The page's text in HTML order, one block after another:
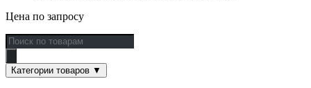
Цена по запросу
Поиск
товаров
Категории товаров ▼